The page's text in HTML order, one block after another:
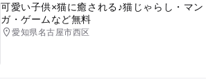
可愛い子供×猫に癒される♪猫じゃらし・マン
ガ・ゲームなど無料
愛知県名古屋市西区